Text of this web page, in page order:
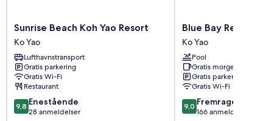
Sunrise
Beach
Koh
Yao
Resort
Ko
Yao
Sunrise Beach Koh Yao Resort
Ko Yao
Lufthavnstransport
Gratis parkering
Gratis Wi-Fi
Restaurant
9.8
ud
9,8 Enestående
28 anmeldelser
Blue
Bay
Resort
Ko
Yao
Blue Bay Resort
Ko Yao
Pool
Gratis morgenmad
Gratis parkering
Gratis Wi-Fi
9.0
ud
9,0 Fremragende
166 anmeldelser